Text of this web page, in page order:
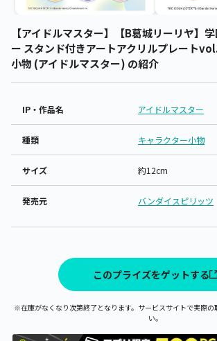
【アイドルマスター】【B葛城リーリヤ】
ー スタンド付きアートアクリルプレート
小物 (アイドルマスター) の紹介
IP・作品名 アイドルマスター
種類 キャラクター小物
サイズ 約12cm
発売元 バンダイスピリッツ
このプライズをゲットする
※在庫がなくなり次第終了となります。サービスサイトで実際の
い。